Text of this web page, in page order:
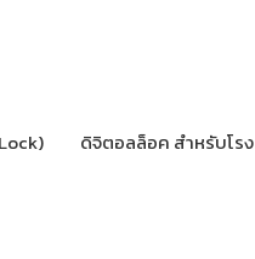
ดิจิตอลล็อค สำหรับโร